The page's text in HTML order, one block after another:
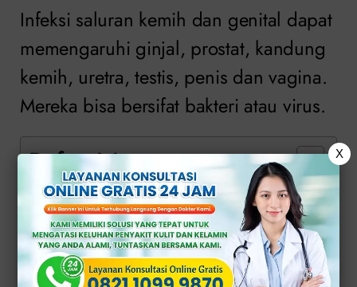
Infeksi saluran kemih dan genital dapat
memengaruhi ginjal, prostat, kandung
kemih, uretra, testis, penis dan vagina.
Mereka bisa bersifat bakteri atau virus.
Daftar Isi
Dokter Khusus Penyakit Kelamin
Menangani Apa?
Penanganan Khusus Oleh Dokter Di
Klinik Apollo
X